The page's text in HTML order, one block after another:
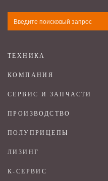
ТЕХНИКА
КОМПАНИЯ
СЕРВИС И ЗАПЧАСТИ
ПРОИЗВОДСТВО
ПОЛУПРИЦЕПЫ
ЛИЗИНГ
К-СЕРВИС